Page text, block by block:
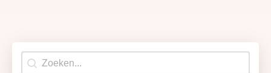
Search content